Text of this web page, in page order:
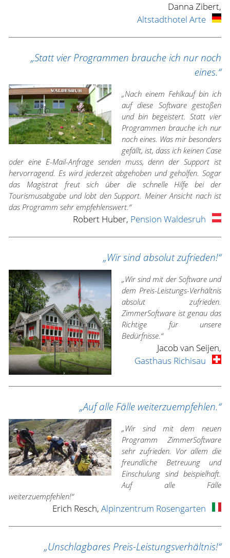
Danna Zibert,
Altstadthotel Arte
„Statt vier Programmen brauche ich nur noch
eines.“
„Nach einem Fehlkauf bin ich
auf diese Software gestoßen
und bin begeistert. Statt vier
Programmen brauche ich nur
noch eines. Was mir besonders
gefällt, ist, dass ich keinen Case
oder eine E-Mail-Anfrage senden muss, denn der Support ist
hervorragend. Es wird jederzeit abgehoben und geholfen. Sogar
das Magistrat freut sich über die schnelle Hilfe bei der
Tourismusabgabe und lobt den Support. Meiner Ansicht nach ist
das Programm sehr empfehlenswert.“
Robert Huber, Pension Waldesruh
„Wir sind absolut zufrieden!“
„Wir sind mit der Software und
dem Preis-Leistungs-Verhältnis
absolut zufrieden.
ZimmerSoftware ist genau das
Richtige für unsere
Bedürfnisse.“
Jacob van Seijen,
Gasthaus Richisau
„Auf alle Fälle weiterzuempfehlen.“
„Wir sind mit dem neuen
Programm ZimmerSoftware
sehr zufrieden. Vor allem die
freundliche Betreuung und
Einschulung sind beispielhaft.
Auf alle Fälle
weiterzuempfehlen!“
Erich Resch, Alpinzentrum Rosengarten
„Unschlagbares Preis-Leistungsverhältnis!“